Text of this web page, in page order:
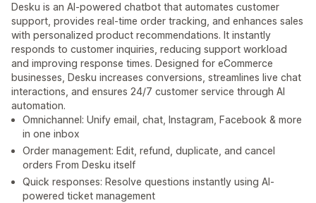
Desku is an AI-powered chatbot that automates customer
support, provides real-time order tracking, and enhances sales
with personalized product recommendations. It instantly
responds to customer inquiries, reducing support workload
and improving response times. Designed for eCommerce
businesses, Desku increases conversions, streamlines live chat
interactions, and ensures 24/7 customer service through AI
automation.
Omnichannel: Unify email, chat, Instagram, Facebook & more
in one inbox
Order management: Edit, refund, duplicate, and cancel
orders From Desku itself
Quick responses: Resolve questions instantly using AI-
powered ticket management